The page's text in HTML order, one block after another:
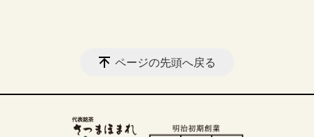
ページの先頭へ戻る